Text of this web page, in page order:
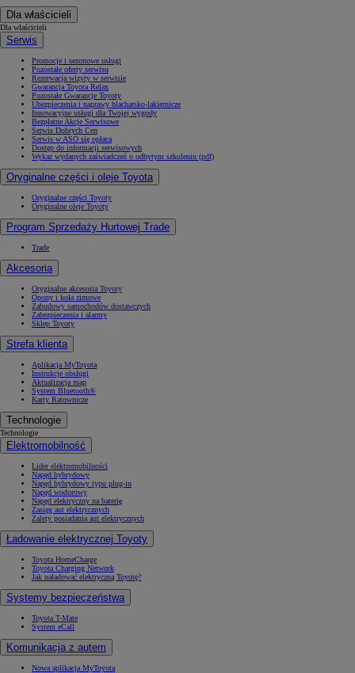
Dla właścicieli
Dla właścicieli
Serwis
Promocje i sezonowe usługi
Pozostałe oferty serwisu
Rezerwacja wizyty w serwisie
Gwarancja Toyota Relax
Pozostałe Gwarancje Toyoty
Ubezpieczenia i naprawy blacharsko-lakiernicze
Innowacyjne usługi dla Twojej wygody
Bezpłatne Akcje Serwisowe
Serwis Dobrych Cen
Serwis w ASO się opłaca
Dostęp do informacji serwisowych
Wykaz wydanych zaświadczeń o odbytym szkoleniu (pdf)
Oryginalne części i oleje Toyota
Oryginalne części Toyoty
Oryginalne oleje Toyoty
Program Sprzedaży Hurtowej Trade
Trade
Akcesoria
Oryginalne akcesoria Toyoty
Opony i koła zimowe
Zabudowy samochodów dostawczych
Zabezpieczenia i alarmy
Sklep Toyoty
Strefa klienta
Aplikacja MyToyota
Instrukcje obsługi
Aktualizacja map
System Bluetooth®
Karty Ratownicze
Technologie
Technologie
Elektromobilność
Lider elektromobilności
Napęd hybrydowy
Napęd hybrydowy typu plug-in
Napęd wodorowy
Napęd elektryczny na baterię
Zasięg aut elektrycznych
Zalety posiadania aut elektrycznych
Ładowanie elektrycznej Toyoty
Toyota HomeCharge
Toyota Charging Network
Jak naładować elektryczną Toyotę?
Systemy bezpieczeństwa
Toyota T-Mate
System eCall
Komunikacja z autem
Nowa aplikacja MyToyota